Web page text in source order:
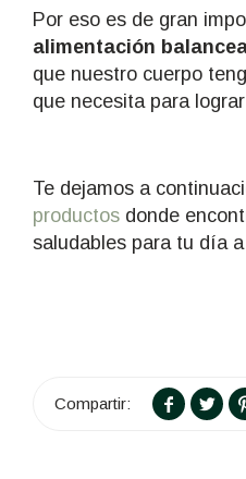
Por eso es de gran
alimentación
que nuestro cuerpo
que necesita para
Te dejamos a
productos donde
saludables para tu día
 